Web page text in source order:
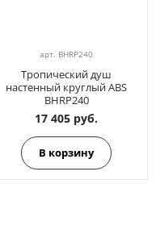
арт. BHRP240
Тропический душ
настенный круглый ABS
BHRP240
17 405 руб.
В корзину